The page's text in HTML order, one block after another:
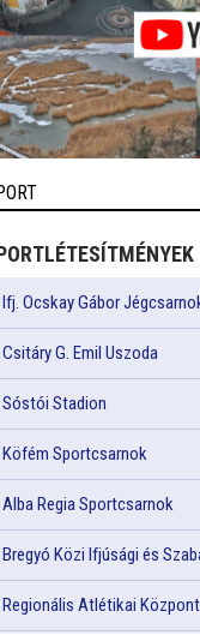
Ifj. Ocskay Gábor
Csitáry G. Emil Uszoda
Sóstói Stadion
Köfém Sportcsarnok
Alba Regia Sportcsarnok
Bregyó Közi Ifjúsági és
Regionális Atlétikai Központ